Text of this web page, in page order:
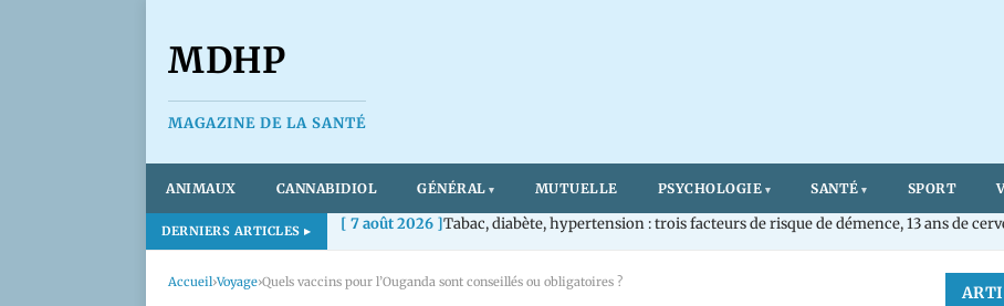
MDHP
MAGAZINE DE LA SANTÉ
ANIMAUX CANNABIDIOL GÉNÉRAL MUTUELLE PSYCHOLOGIE SANTÉ SPORT
DERNIERS ARTICLES [ 7 août 2026 ]Tabac, diabète, hypertension : trois facteurs de risque de démence, 13 ans de
Accueil›Voyage›Quels vaccins pour l’Ouganda sont conseillés ou obligatoires ?